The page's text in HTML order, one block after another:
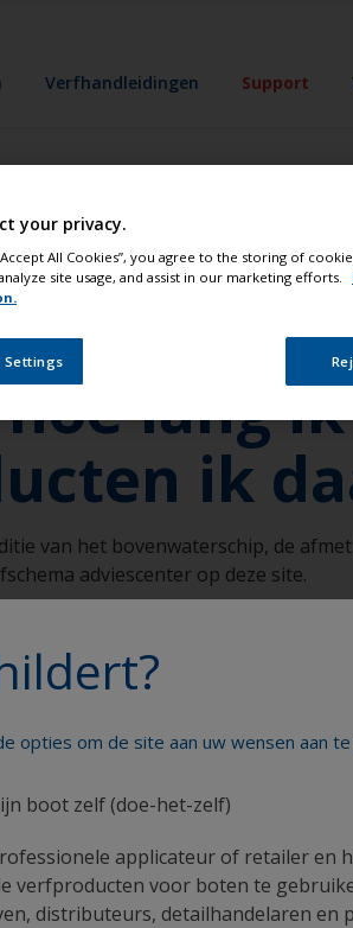
Verfhandleidingen Support
grote
lang
ik
van het bovenwaterschip, de
adviescenter op deze site.
opties om de site aan uw wensen aan
boot zelf (doe-het-zelf)
applicateur of retailer en
verfproducten voor boten te
distributeurs, detailhandelaren en
uw boot als een
your privacy.
All Cookies”, you agree to the storing of
site usage, and assist in our marketing efforts.
Settings